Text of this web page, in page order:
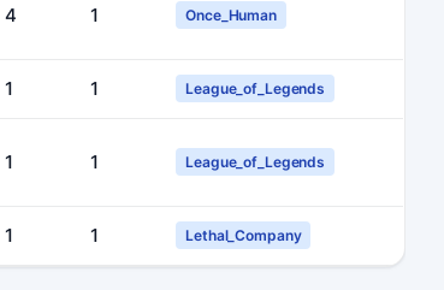
4 1 Once_Human
1 1 League_of_Legends
1 1 League_of_Legends
1 1 Lethal_Company